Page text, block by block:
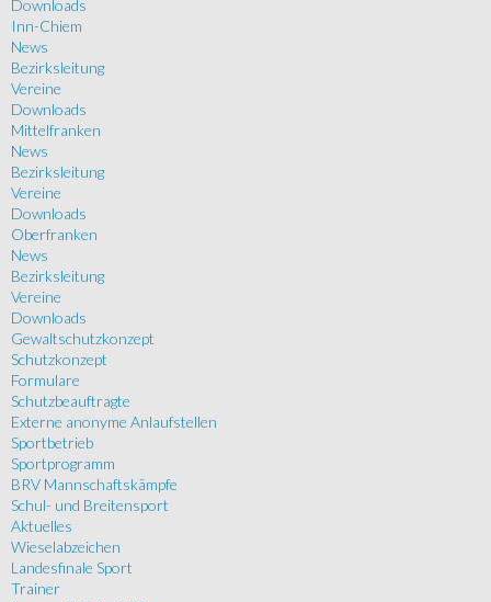
Downloads
Inn-Chiem
News
Bezirksleitung
Vereine
Downloads
Mittelfranken
News
Bezirksleitung
Vereine
Downloads
Oberfranken
News
Bezirksleitung
Vereine
Downloads
Gewaltschutzkonzept
Schutzkonzept
Formulare
Schutzbeauftragte
Externe anonyme Anlaufstellen
Sportbetrieb
Sportprogramm
BRV Mannschaftskämpfe
Schul- und Breitensport
Aktuelles
Wieselabzeichen
Landesfinale Sport
Trainer